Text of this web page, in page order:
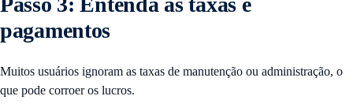
pagamentos
Muitos usuários ignoram as taxas de manutenção ou administração, o
que pode corroer os lucros.